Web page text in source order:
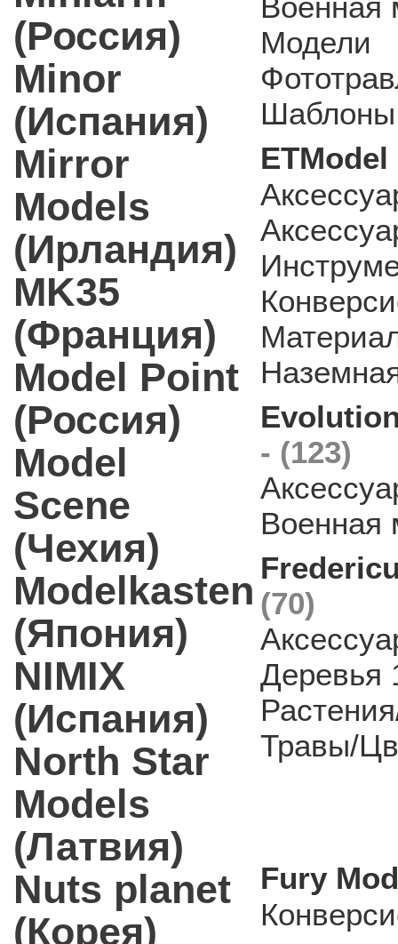
(Россия)
Minor
(Испания)
Mirror
Models
(Ирландия)
MK35
(Франция)
Model Point
(Россия)
Model
Scene
(Чехия)
Modelkasten
(Япония)
NIMIX
(Испания)
North Star
Models
(Латвия)
Nuts planet
(Корея)
Модели
Шаблоны
- (123)
Военная
(70)
Деревья
Травы/
Fury